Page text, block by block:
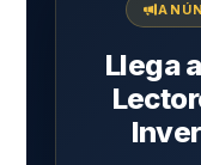
Llega